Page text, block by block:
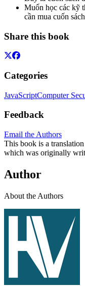
Muốn học các kỹ
cần mua cuốn
Share this book
Categories
JavaScriptComputer
Feedback
Email the Authors
This book is a
which was originally
Author
About the Authors